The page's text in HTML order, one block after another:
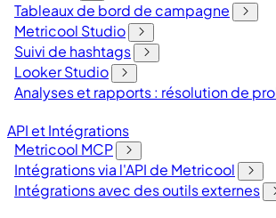
Tableaux de bord de campagne
Metricool Studio
Suivi de hashtags
Looker Studio
Analyses et rapports : résolution de
API et Intégrations
Metricool MCP
Intégrations via l'API de Metricool
Intégrations avec des outils externes